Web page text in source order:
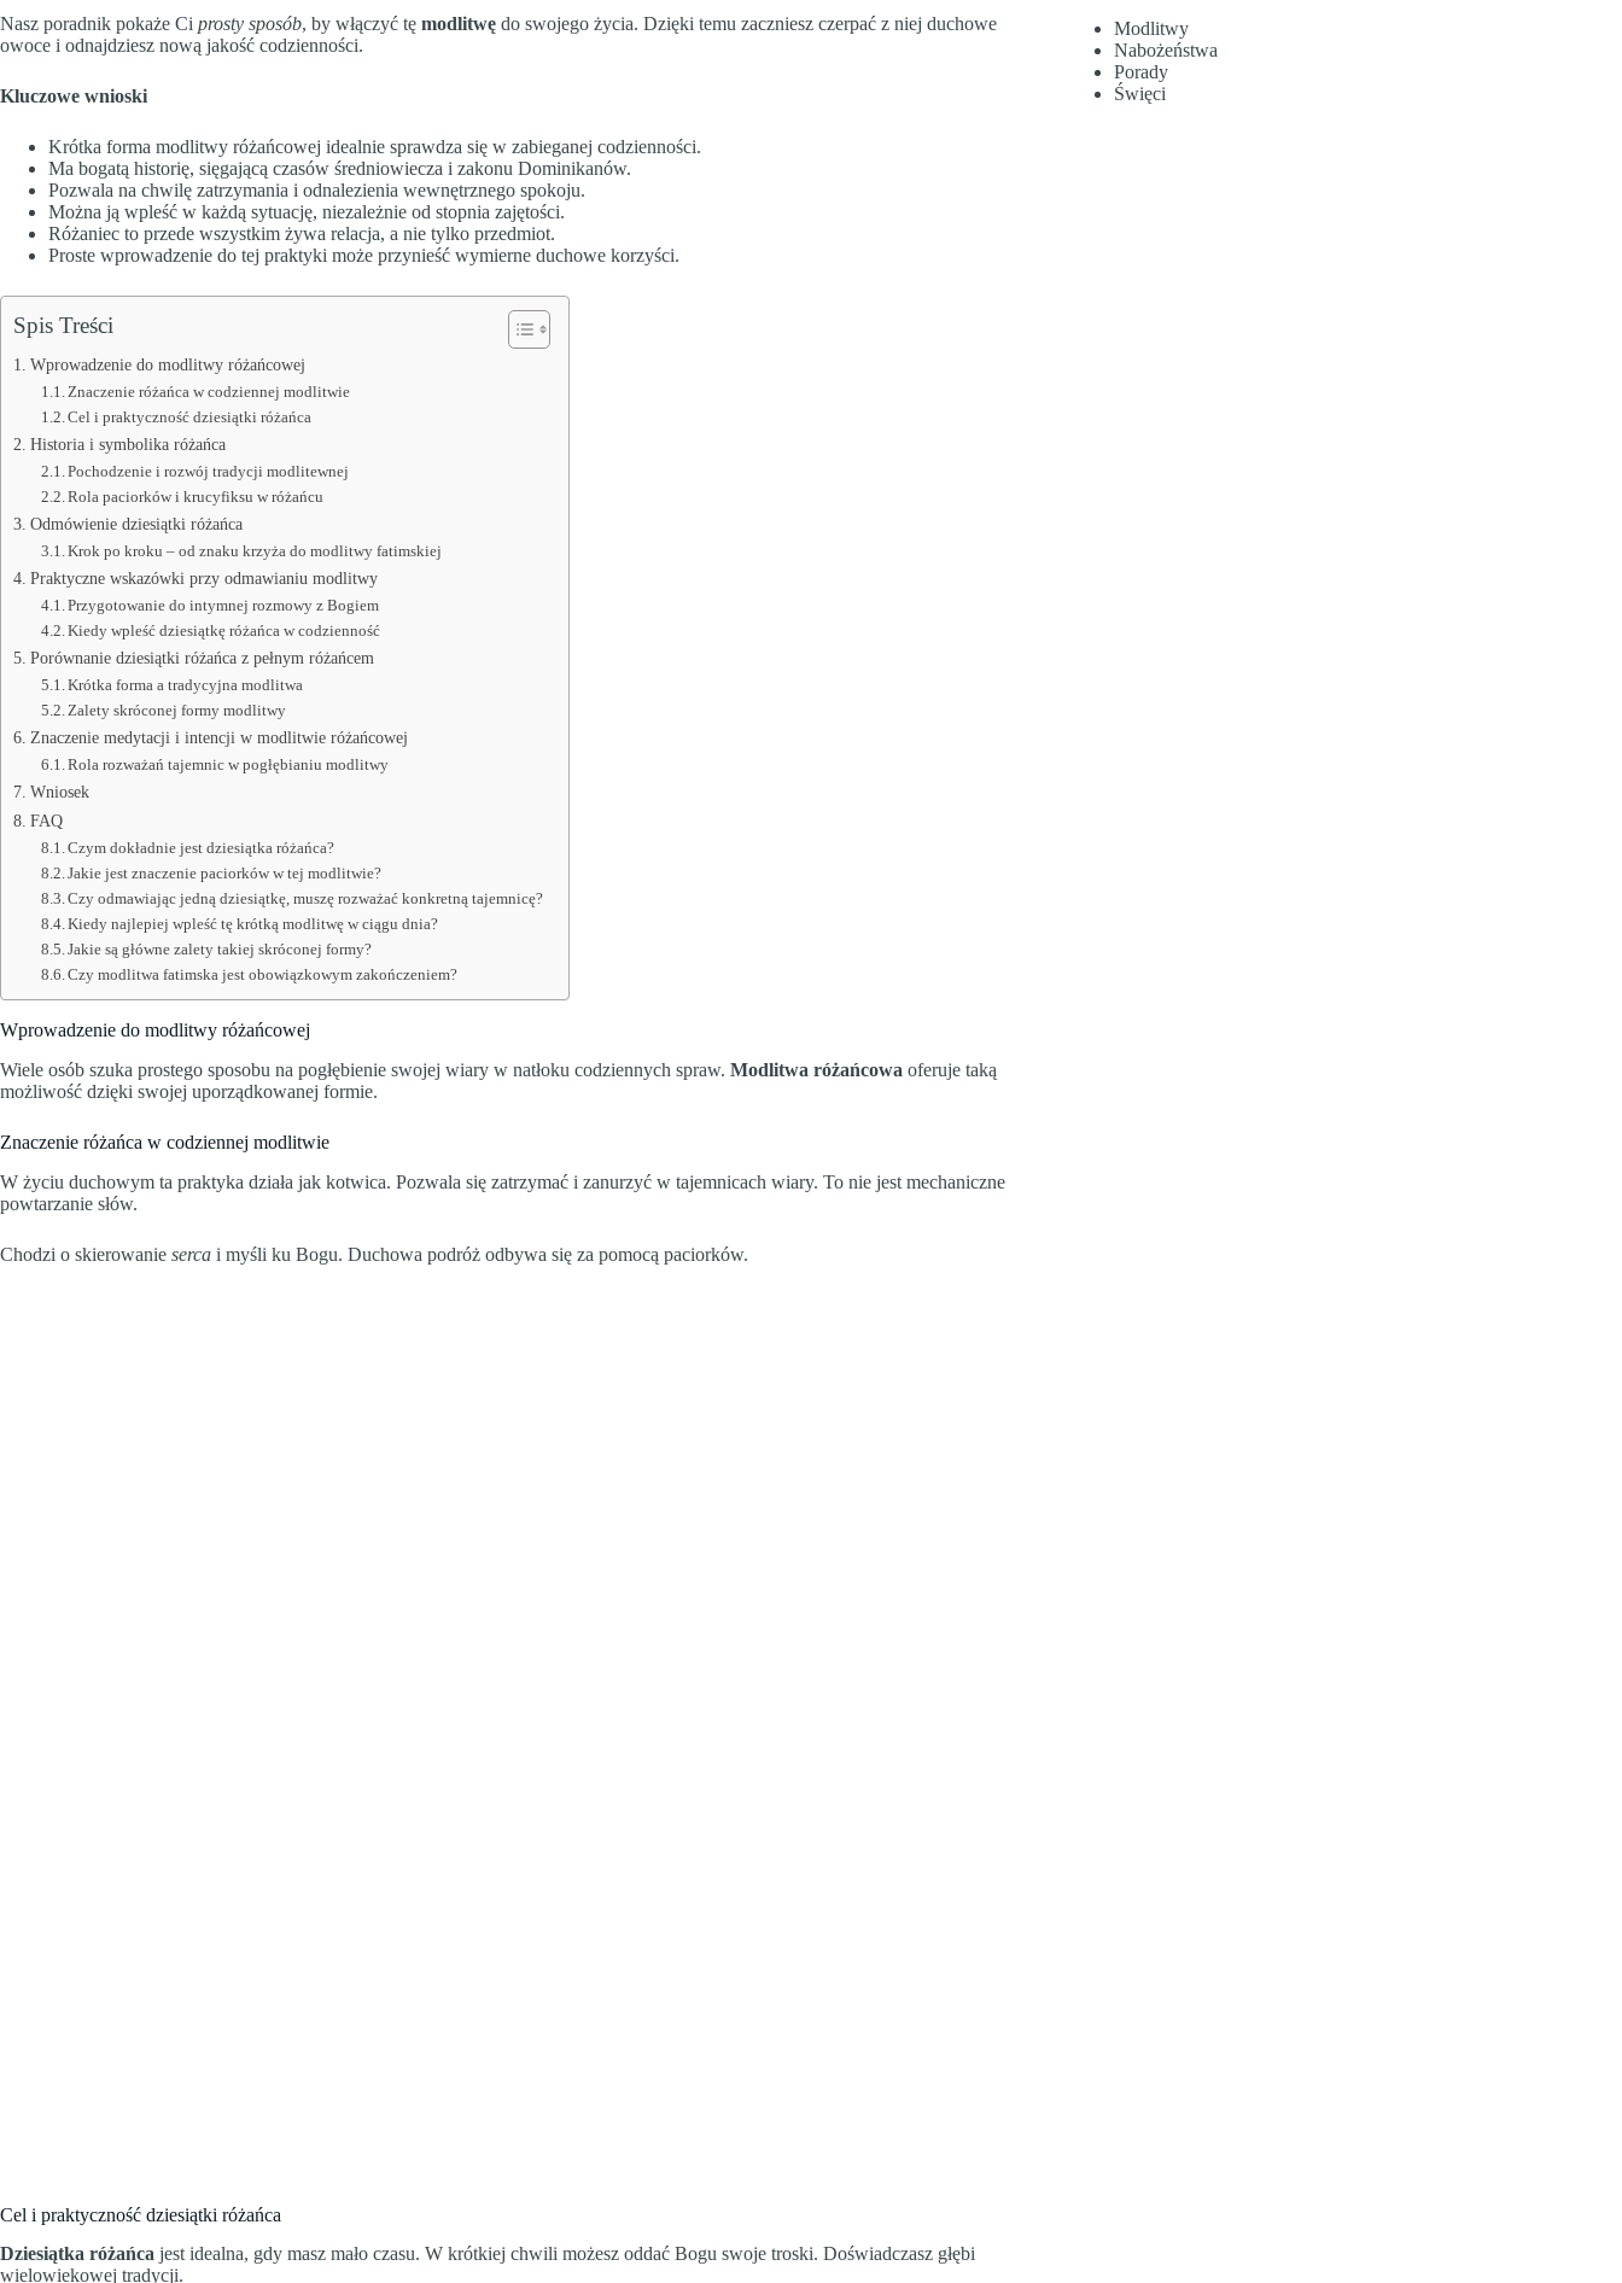
Nasz poradnik pokaże Ci prosty sposób, by włączyć tę modlitwę do swojego życia. Dzięki temu zaczniesz czerpać z niej duchowe
owoce i odnajdziesz nową jakość codzienności.
Kluczowe wnioski
Krótka forma modlitwy różańcowej idealnie sprawdza się w zabieganej codzienności.
Ma bogatą historię, sięgającą czasów średniowiecza i zakonu Dominikanów.
Pozwala na chwilę zatrzymania i odnalezienia wewnętrznego spokoju.
Można ją wpleść w każdą sytuację, niezależnie od stopnia zajętości.
Różaniec to przede wszystkim żywa relacja, a nie tylko przedmiot.
Proste wprowadzenie do tej praktyki może przynieść wymierne duchowe korzyści.
Spis Treści
Wprowadzenie do modlitwy różańcowej
Znaczenie różańca w codziennej modlitwie
Cel i praktyczność dziesiątki różańca
Historia i symbolika różańca
Pochodzenie i rozwój tradycji modlitewnej
Rola paciorków i krucyfiksu w różańcu
Odmówienie dziesiątki różańca
Krok po kroku – od znaku krzyża do modlitwy fatimskiej
Praktyczne wskazówki przy odmawianiu modlitwy
Przygotowanie do intymnej rozmowy z Bogiem
Kiedy wpleść dziesiątkę różańca w codzienność
Porównanie dziesiątki różańca z pełnym różańcem
Krótka forma a tradycyjna modlitwa
Zalety skróconej formy modlitwy
Znaczenie medytacji i intencji w modlitwie różańcowej
Rola rozważań tajemnic w pogłębianiu modlitwy
Wniosek
FAQ
Czym dokładnie jest dziesiątka różańca?
Jakie jest znaczenie paciorków w tej modlitwie?
Czy odmawiając jedną dziesiątkę, muszę rozważać konkretną tajemnicę?
Kiedy najlepiej wpleść tę krótką modlitwę w ciągu dnia?
Jakie są główne zalety takiej skróconej formy?
Czy modlitwa fatimska jest obowiązkowym zakończeniem?
Wprowadzenie do modlitwy różańcowej
Wiele osób szuka prostego sposobu na pogłębienie swojej wiary w natłoku codziennych spraw. Modlitwa różańcowa oferuje taką
możliwość dzięki swojej uporządkowanej formie.
Znaczenie różańca w codziennej modlitwie
W życiu duchowym ta praktyka działa jak kotwica. Pozwala się zatrzymać i zanurzyć w tajemnicach wiary. To nie jest mechaniczne
powtarzanie słów.
Chodzi o skierowanie serca i myśli ku Bogu. Duchowa podróż odbywa się za pomocą paciorków.
Cel i praktyczność dziesiątki różańca
Dziesiątka różańca jest idealna, gdy masz mało czasu. W krótkiej chwili możesz oddać Bogu swoje troski. Doświadczasz głębi
wielowiekowej tradycji.
Modlitwy
Nabożeństwa
Porady
Święci